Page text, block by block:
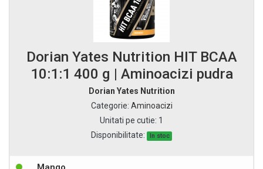
Dorian Yates Nutrition HIT BCAA
10:1:1 400 g | Aminoacizi pudra
Dorian Yates Nutrition
Categorie: Aminoacizi
Unitati pe cutie: 1
Disponibilitate:
In stoc